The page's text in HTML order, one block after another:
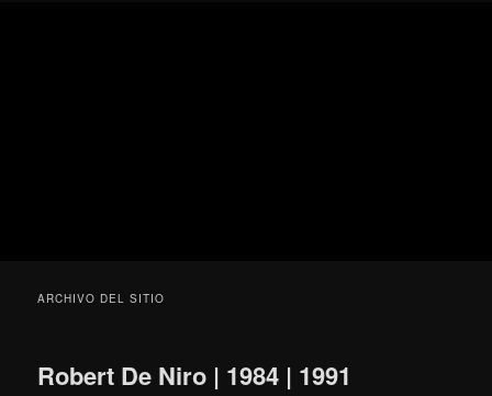
ARCHIVO DEL SITIO
Robert De Niro | 1984 | 1991